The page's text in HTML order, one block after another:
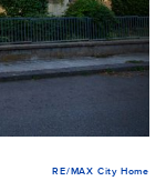
RE/MAX City Home